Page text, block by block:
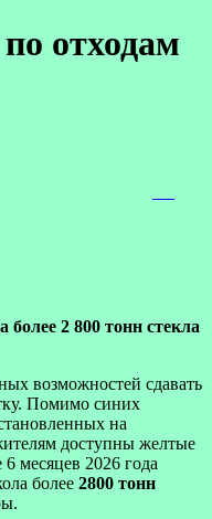
отходам
2 800 тонн стекла
возможностей сдавать
Помимо синих
на
доступны желтые
месяцев 2026 года
более 2800 тонн